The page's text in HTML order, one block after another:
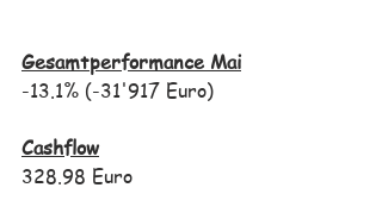
Gesamtperformance Mai
-13.1% (-31'917 Euro)
Cashflow
328.98 Euro